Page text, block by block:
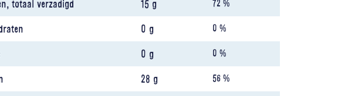
totaal verzadigd 15 g 72 %
0 g 0 %
0 g 0 %
28 g 56 %